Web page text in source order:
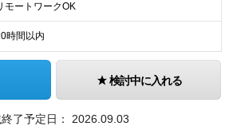
モートワークOK
時間以内
検討中に入れる
了予定日： 2026.09.03